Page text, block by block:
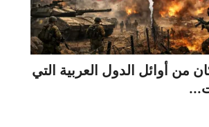
من أوائل الدول العربية التي